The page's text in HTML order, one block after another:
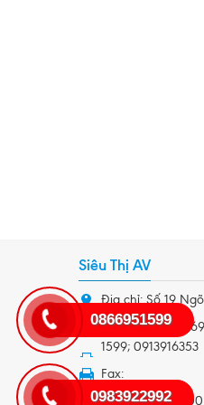
Siêu Thị AV
Địa chỉ: Số 19
Điện thoại: 086
1599; 0913916353
Fax:
Giờ làm việc:
0983922992
0866951599